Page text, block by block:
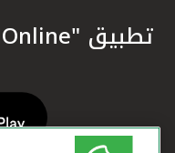
تطبيق "KFHOnline" للهواتف الذكية